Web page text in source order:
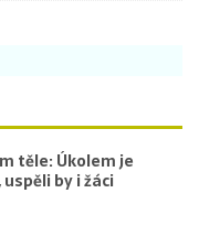
těle: Úkolem je
by i žáci